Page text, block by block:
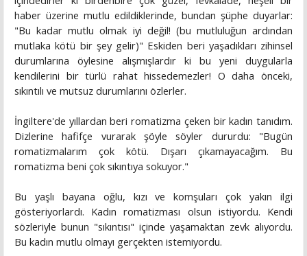
haber üzerine mutlu edildiklerinde, bundan şüphe duyarlar:
"Bu kadar mutlu olmak iyi değil! (bu mutluluğun ardından
mutlaka kötü bir şey gelir)" Eskiden beri yaşadıkları zihinsel
durumlarına öylesine alışmışlardır ki bu yeni duygularla
kendilerini bir türlü rahat hissedemezler! O daha önceki,
sıkıntılı ve mutsuz durumlarını özlerler.
İngiltere'de yıllardan beri romatizma çeken bir kadın tanıdım.
Dizlerine hafifçe vurarak şöyle söyler dururdu: "Bugün
romatizmalarım çok kötü. Dışarı çıkamayacağım. Bu
romatizma beni çok sıkıntıya sokuyor."
Bu yaşlı bayana oğlu, kızı ve komşuları çok yakın ilgi
gösteriyorlardı. Kadın romatizması olsun istiyordu. Kendi
sözleriyle bunun "sıkıntısı" içinde yaşamaktan zevk alıyordu.
Bu kadın mutlu olmayı gerçekten istemiyordu.